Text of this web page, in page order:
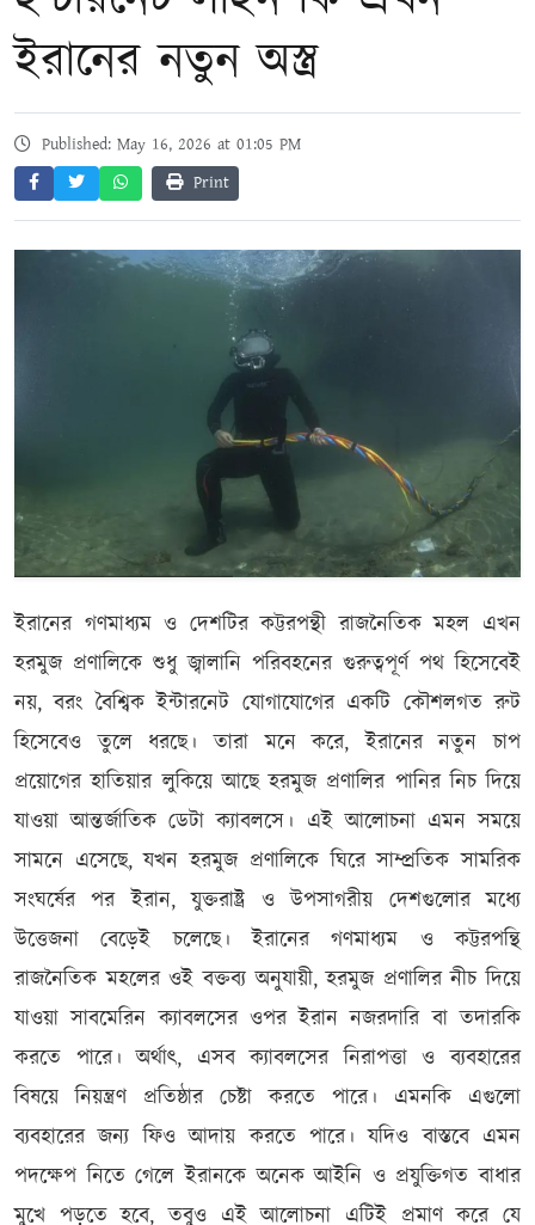
ইরানের নতুন অস্ত্র
Published: May 16, 2026 at 01:05 PM
Print
ইরানের গণমাধ্যম ও দেশটির কট্টরপন্থী রাজনৈতিক মহল এখন
হরমুজ প্রণালিকে শুধু জ্বালানি পরিবহনের গুরুত্বপূর্ণ পথ হিসেবেই
নয়, বরং বৈশ্বিক ইন্টারনেট যোগাযোগের একটি কৌশলগত রুট
হিসেবেও তুলে ধরছে। তারা মনে করে, ইরানের নতুন চাপ
প্রয়োগের হাতিয়ার লুকিয়ে আছে হরমুজ প্রণালির পানির নিচ দিয়ে
যাওয়া আন্তর্জাতিক ডেটা ক্যাবলসে। এই আলোচনা এমন সময়ে
সামনে এসেছে, যখন হরমুজ প্রণালিকে ঘিরে সাম্প্রতিক সামরিক
সংঘর্ষের পর ইরান, যুক্তরাষ্ট্র ও উপসাগরীয় দেশগুলোর মধ্যে
উত্তেজনা বেড়েই চলেছে। ইরানের গণমাধ্যম ও কট্টরপন্থি
রাজনৈতিক মহলের ওই বক্তব্য অনুযায়ী, হরমুজ প্রণালির নীচ দিয়ে
যাওয়া সাবমেরিন ক্যাবলসের ওপর ইরান নজরদারি বা তদারকি
করতে পারে। অর্থাৎ, এসব ক্যাবলসের নিরাপত্তা ও ব্যবহারের
বিষয়ে নিয়ন্ত্রণ প্রতিষ্ঠার চেষ্টা করতে পারে। এমনকি এগুলো
ব্যবহারের জন্য ফিও আদায় করতে পারে। যদিও বাস্তবে এমন
পদক্ষেপ নিতে গেলে ইরানকে অনেক আইনি ও প্রযুক্তিগত বাধার
মুখে পড়তে হবে, তবুও এই আলোচনা এটিই প্রমাণ করে যে